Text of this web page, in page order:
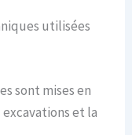
utilisées
sont mises en
et la